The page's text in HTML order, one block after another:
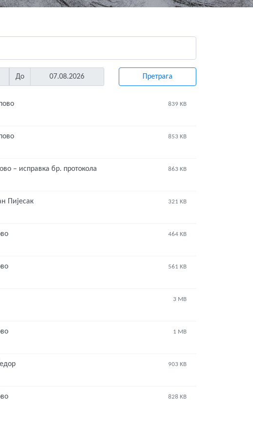
До
839 KB
853 KB
– исправка бр. протокола
863 KB
Пијесак
321 KB
464 KB
561 KB
3 MB
1 MB
903 KB
828 KB